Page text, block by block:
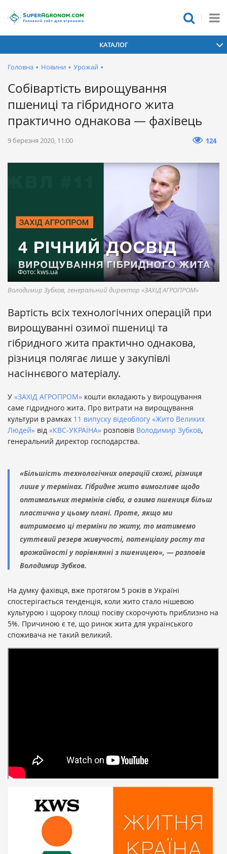
КАТАЛОГ
Головна • Новини • Урожай •
Собівартість вирощування
пшениці та гібридного жита
практично однакова — фахівець
9 березня 2020, 11:00 124
Фото: kws.ua
Володимир Зубков, генеральний директор «ЗАХІД АГРОПРОМ»
Вартість всіх технологічних операцій при
вирощуванні озимої пшениці та
гібридного жита практично однакова,
різниця полягає лише у закупівлі
насіннєвого матеріалу.
У «ЗАХІД АГРОПРОМ» кошти вкладають у вирощування
саме гідридного жита. Про витрати на вирощування
культури в рамках 11 випуску відеоблогу «Жито Великих
Людей» від «КВС-УКРАЇНА» розповів Володимир Зубков,
генеральний директор господарства.
«Більшість технологічних операцій схожі, різниця
лише у термінах. Гібридне жито вимогливе щодо
оптимальних термінів сівби, а озима пшениця більш
пластична у цьому плані. Проте, якщо ми
витримаємо ці терміни по житу, то матимемо
суттєвий резерв живучості, потенціалу росту та
врожайності у порівнянні з пшеницею», — розповів
Володимир Зубков.
На думку фахівця, вже протягом 5 років в Україні
спостерігається тенденція, коли жито стало нішевою
культурою і щороку площі посіву скорочують приблизно на
5%. Причиною є те, що ринок жита для українського
споживача не такий великий.